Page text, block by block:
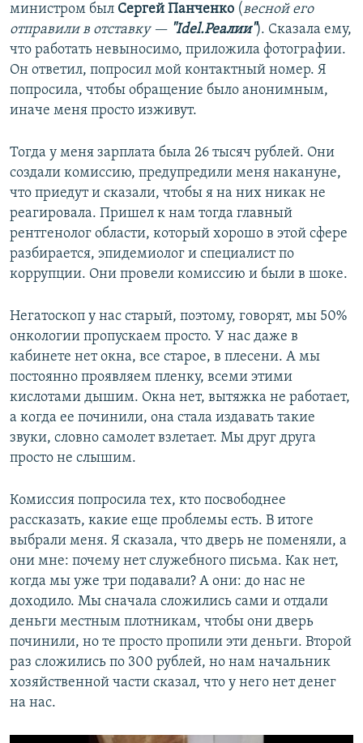
министром был Сергей Панченко (весной его
отправили в отставку — "Idel.Реалии"). Сказала ему,
что работать невыносимо, приложила фотографии.
Он ответил, попросил мой контактный номер. Я
попросила, чтобы обращение было анонимным,
иначе меня просто изживут.
Тогда у меня зарплата была 26 тысяч рублей. Они
создали комиссию, предупредили меня накануне,
что приедут и сказали, чтобы я на них никак не
реагировала. Пришел к нам тогда главный
рентгенолог области, который хорошо в этой сфере
разбирается, эпидемиолог и специалист по
коррупции. Они провели комиссию и были в шоке.
Негатоскоп у нас старый, поэтому, говорят, мы 50%
онкологии пропускаем просто. У нас даже в
кабинете нет окна, все старое, в плесени. А мы
постоянно проявляем пленку, всеми этими
кислотами дышим. Окна нет, вытяжка не работает,
а когда ее починили, она стала издавать такие
звуки, словно самолет взлетает. Мы друг друга
просто не слышим.
Комиссия попросила тех, кто посвободнее
рассказать, какие еще проблемы есть. В итоге
выбрали меня. Я сказала, что дверь не поменяли, а
они мне: почему нет служебного письма. Как нет,
когда мы уже три подавали? А они: до нас не
доходило. Мы сначала сложились сами и отдали
деньги местным плотникам, чтобы они дверь
починили, но те просто пропили эти деньги. Второй
раз сложились по 300 рублей, но нам начальник
хозяйственной части сказал, что у него нет денег
на нас.